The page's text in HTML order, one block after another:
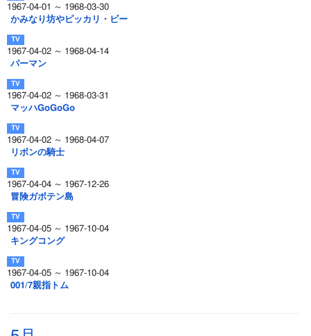
1967-04-01 ～ 1968-03-30
かみなり坊やピッカリ・ビー
1967-04-02 ～ 1968-04-14
パーマン
1967-04-02 ～ 1968-03-31
マッハGoGoGo
1967-04-02 ～ 1968-04-07
リボンの騎士
1967-04-04 ～ 1967-12-26
冒険ガボテン島
1967-04-05 ～ 1967-10-04
キングコング
1967-04-05 ～ 1967-10-04
001/7親指トム